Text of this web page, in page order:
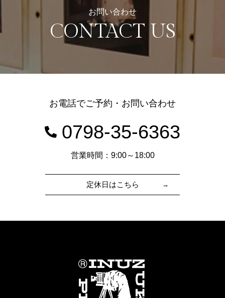
お問い合わせ
CONTACT US
お電話でご予約・お問い合わせ
0798-35-6363
営業時間：9:00～18:00
定休日はこちら